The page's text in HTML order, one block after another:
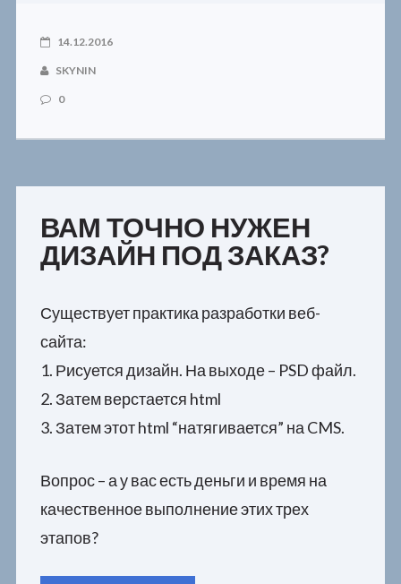
14.12.2016
SKYNIN
0
ВАМ ТОЧНО НУЖЕН
ДИЗАЙН ПОД ЗАКАЗ?
Существует практика разработки веб-
сайта:
1. Рисуется дизайн. На выходе – PSD файл.
2. Затем верстается html
3. Затем этот html “натягивается” на CMS.
Вопрос – а у вас есть деньги и время на
качественное выполнение этих трех
этапов?